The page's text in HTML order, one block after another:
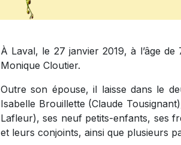
À Laval, le 27 janvier 2019, à l’âge
Monique Cloutier.
Outre son épouse, il laisse dans le
Isabelle Brouillette (Claude
Lafleur), ses neuf petits-enfants, ses
et leurs conjoints, ainsi que plusieurs